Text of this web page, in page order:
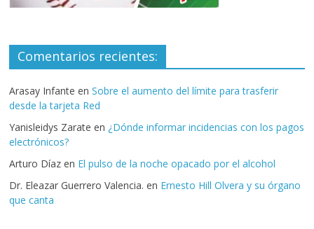
Comentarios recientes:
Arasay Infante enSobre el aumento del límite para trasferir
desde la tarjeta Red
Yanisleidys Zarate en ¿Dónde informar incidencias con los pagos
electrónicos?
Arturo Díaz en El pulso de la noche opacado por el alcohol
Dr. Eleazar Guerrero Valencia. en Ernesto Hill Olvera y su órgano
que canta